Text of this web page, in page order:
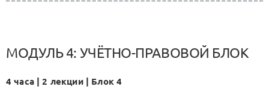
МОДУЛЬ 4: УЧЁТНО-ПРАВОВОЙ БЛОК
4 часа | 2 лекции | Блок 4